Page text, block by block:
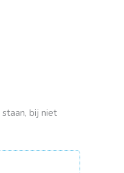
bij niet